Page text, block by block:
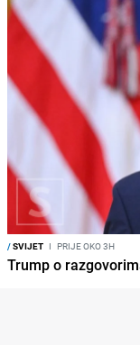
/SVIJET I PRIJE OKO 3H
Trump o